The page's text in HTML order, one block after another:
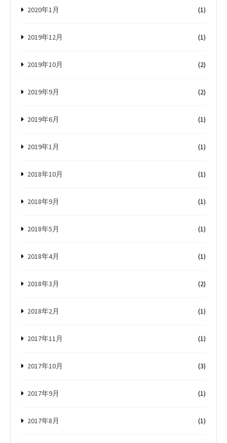
2020年1月 (1)
2019年12月 (1)
2019年10月 (2)
2019年9月 (2)
2019年6月 (1)
2019年1月 (1)
2018年10月 (1)
2018年9月 (1)
2018年5月 (1)
2018年4月 (1)
2018年3月 (2)
2018年2月 (1)
2017年11月 (1)
2017年10月 (3)
2017年9月 (1)
2017年8月 (1)